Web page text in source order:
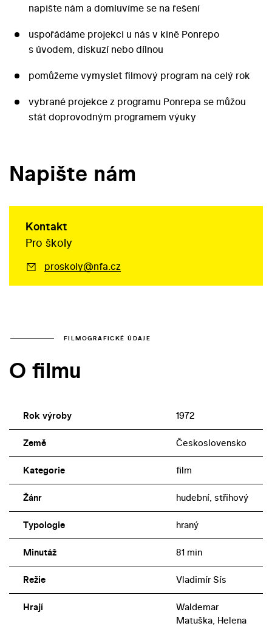
napište nám a domluvíme se na řešení
uspořádáme projekci u nás v kině Ponrepo
s úvodem, diskuzí nebo dílnou
pomůžeme vymyslet filmový program na celý rok
vybrané projekce z programu Ponrepa se můžou
stát doprovodným programem výuky
Napište nám
Kontakt
Pro školy
proskoly@nfa.cz
FILMOGRAFICKÉ ÚDAJE
O filmu
Rok výroby 1972
Země Československo
Kategorie film
Žánr hudební, střihový
Typologie hraný
Minutáž 81 min
Režie Vladimír Sís
Hrají
Waldemar
Matuška, Helena